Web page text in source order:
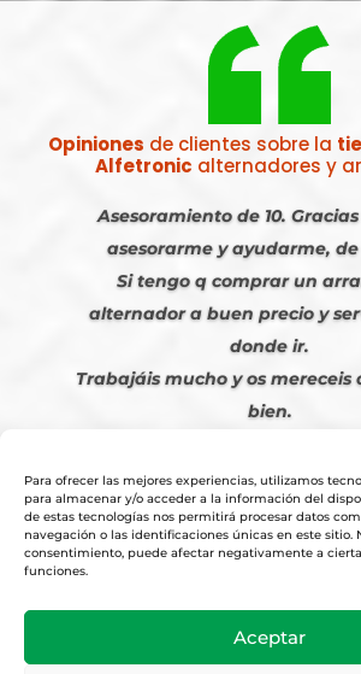
Para ofrecer las mejores experiencias, utilizamos
para almacenar y/o acceder a la información del
de estas tecnologías nos permitirá procesar datos
navegación o las identificaciones únicas en este sitio.
consentimiento, puede afectar negativamente a
funciones.
Aceptar
Opiniones de clientes sobre la
Alfetronic alternadores y
Asesoramiento de 10.
asesorarme y ayudarme,
Si tengo q comprar un
alternador a buen precio y
donde ir.
Trabajáis mucho y os mereceis
bien.
Condiciones Venta
Diseño y Posicionamiento Web,Agencia